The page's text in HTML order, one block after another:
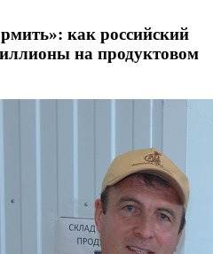
как российский
на продуктовом